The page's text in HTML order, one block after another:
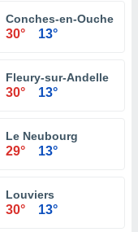
Conches-en-Ouche
30° 13°
Fleury-sur-Andelle
30° 13°
Le Neubourg
29° 13°
Louviers
30° 13°